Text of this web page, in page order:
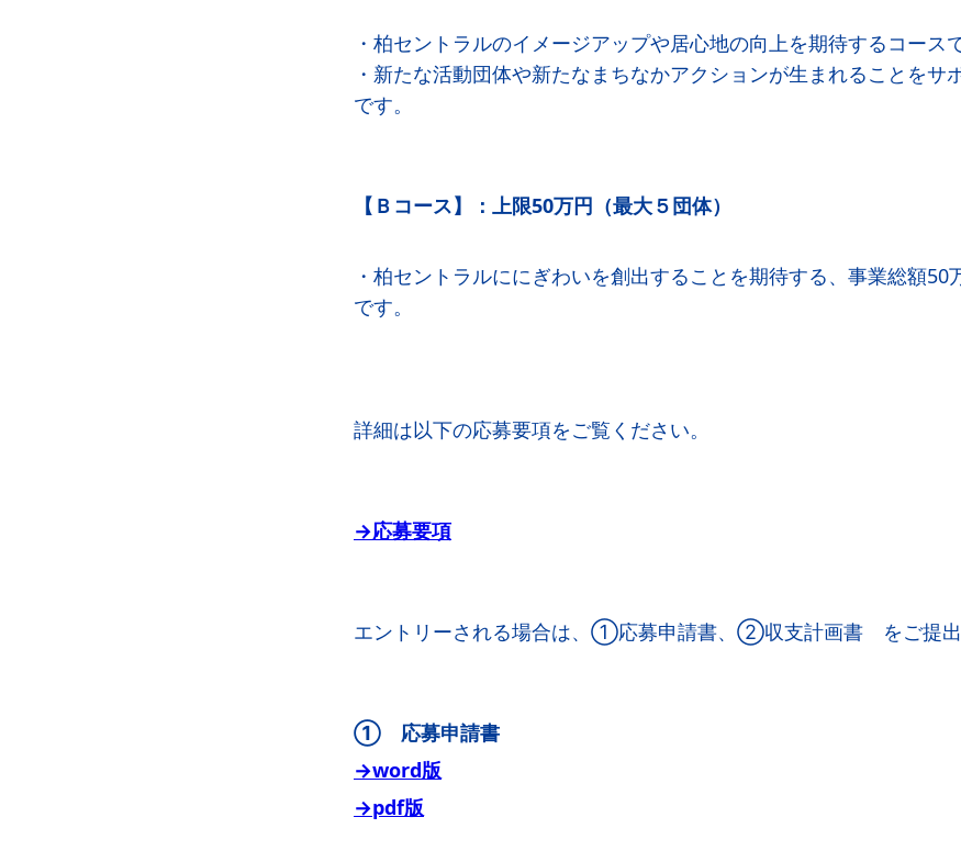
・柏セントラルのイメージアップや居心地の向上を期待するコースで
・新たな活動団体や新たなまちなかアクションが生まれることをサ
です。
【Ｂコース】：上限50万円（最大５団体）
・柏セントラルににぎわいを創出することを期待する、事業総額50
です。
詳細は以下の応募要項をご覧ください。
→応募要項
エントリーされる場合は、①応募申請書、②収支計画書 をご提出
① 応募申請書
→word版
→pdf版